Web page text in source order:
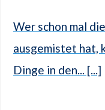
Wer schon mal
ausgemistet hat,
Dinge in den... [...]